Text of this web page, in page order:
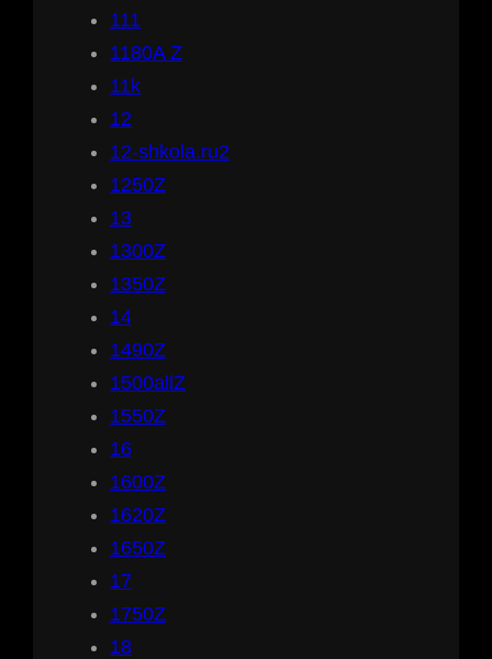
111
1180A Z
11k
12
12-shkola.ru2
1250Z
13
1300Z
1350Z
14
1490Z
1500allZ
1550Z
16
1600Z
1620Z
1650Z
17
1750Z
18